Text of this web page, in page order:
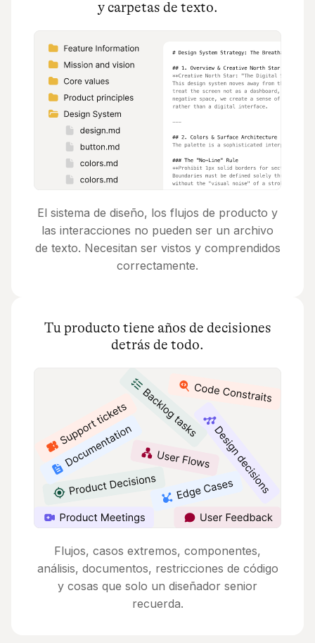
y carpetas de texto.
El sistema de diseño, los flujos de producto y
las interacciones no pueden ser un archivo
de texto. Necesitan ser vistos y comprendidos
correctamente.
Tu producto tiene años de decisiones
detrás de todo.
Flujos, casos extremos, componentes,
análisis, documentos, restricciones de código
y cosas que solo un diseñador senior
recuerda.